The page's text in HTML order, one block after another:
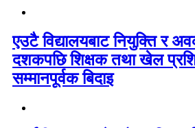
एउटै विद्यालयबाट नियुक्ति र
दशकपछि शिक्षक तथा खेल
सम्मानपूर्वक बिदाइ